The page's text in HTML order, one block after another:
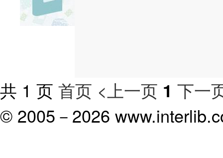
共 1 页 首页 <上一页 1 下一
© 2005－ 2026